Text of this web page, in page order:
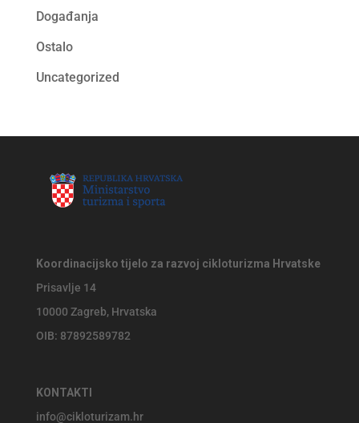
Događanja
Ostalo
Uncategorized
Koordinacijsko tijelo za razvoj cikloturizma Hrvatske
Prisavlje 14
10000 Zagreb, Hrvatska
OIB: 87892589782
KONTAKTI
info@cikloturizam.hr